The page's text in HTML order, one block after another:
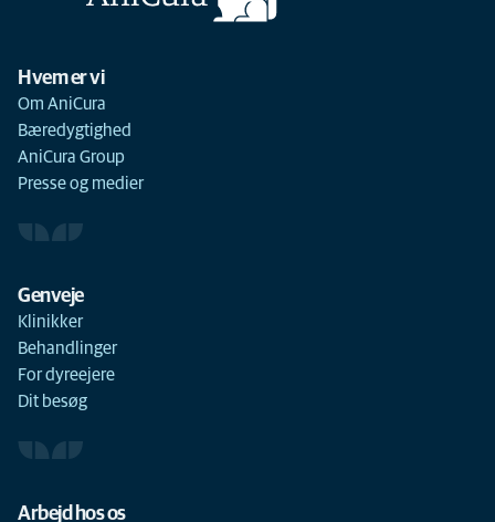
Hvem er vi
Om AniCura
Bæredygtighed
AniCura Group
Presse og medier
Genveje
Klinikker
Behandlinger
For dyreejere
Dit besøg
Arbejd hos os